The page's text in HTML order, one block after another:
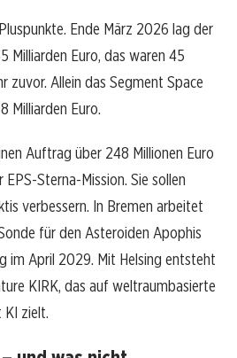
Ende März 2026 lag der
Milliarden Euro, das waren 45
zuvor. Allein das Segment Space
Milliarden Euro.
Auftrag über 248 Millionen Euro
Sterna-Mission. Sie sollen
verbessern. In Bremen arbeitet
für den Asteroiden Apophis
im April 2029. Mit Helsing entsteht
KIRK, das auf weltraumbasierte
zielt.